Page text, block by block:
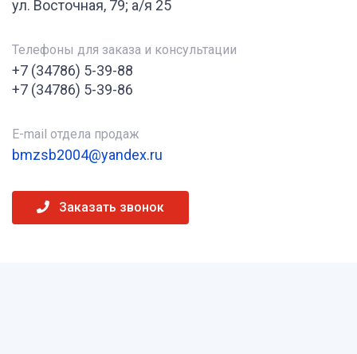
ул. Восточная, 79; а/я 25
Телефоны для заказа и консультации
+7 (34786) 5-39-88
+7 (34786) 5-39-86
E-mail отдела продаж
bmzsb2004@yandex.ru
Заказать звонок